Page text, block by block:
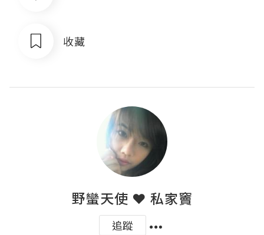
收藏
野蠻天使 ❤ 私家竇
追蹤